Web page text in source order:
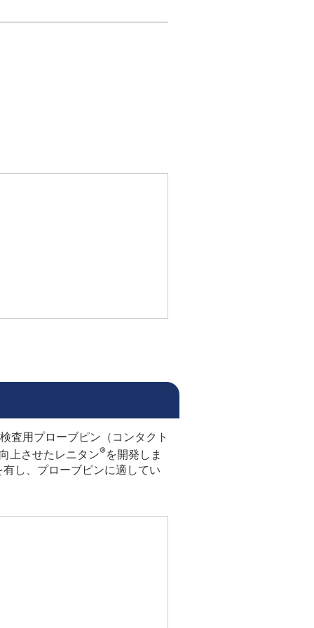
査用プローブピン（コンタクト
上させたレニタン®を開発しま
し、プローブピンに適してい